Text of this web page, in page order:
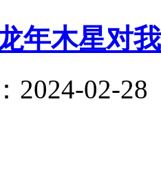
年木星对
2024-02-28